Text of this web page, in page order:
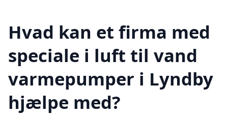
Hvad kan et firma med
speciale i luft til vand
varmepumper i Lyndby
hjælpe med?